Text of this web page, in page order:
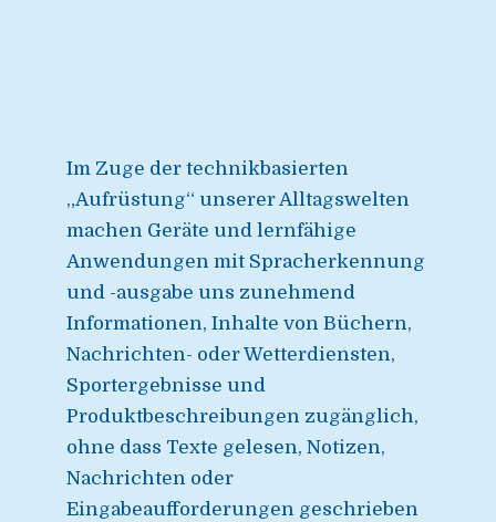
Im Zuge der technikbasierten
„Aufrüstung“ unserer Alltagswelten
machen Geräte und lernfähige
Anwendungen mit Spracherkennung
und -ausgabe uns zunehmend
Informationen, Inhalte von Büchern,
Nachrichten- oder Wetterdiensten,
Sportergebnisse und
Produktbeschreibungen zugänglich,
ohne dass Texte gelesen, Notizen,
Nachrichten oder
Eingabeaufforderungen geschrieben